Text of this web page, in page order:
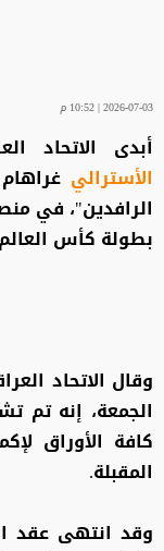
2026-07-03 | 10:52 م
أبدى الاتحاد
الأسترالي
الرافدين"، في
بطولة كأس العالم 2026.
وقال الاتحاد
الجمعة، إنه تم
كافة الأوراق
المقبلة.